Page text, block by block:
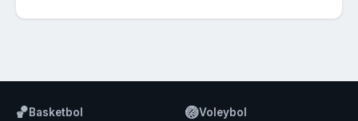
🏀Basketbol 🏐Voleybol